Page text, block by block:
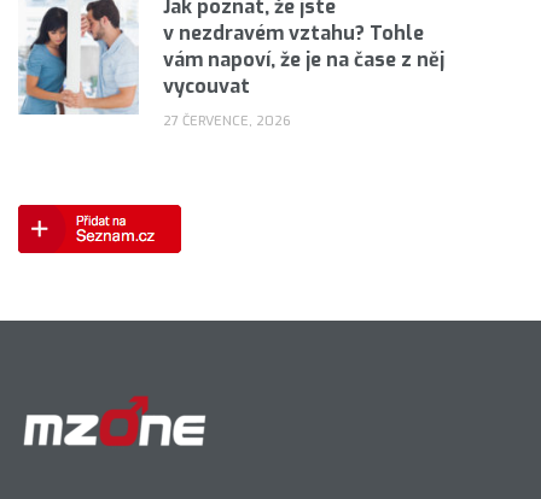
Jak poznat, že jste
v nezdravém vztahu? Tohle
vám napoví, že je na čase z něj
vycouvat
27 ČERVENCE, 2026